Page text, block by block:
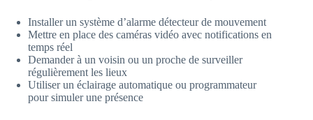
Installer un système d’alarme détecteur de mouvement
Mettre en place des caméras vidéo avec notifications en
temps réel
Demander à un voisin ou un proche de surveiller
régulièrement les lieux
Utiliser un éclairage automatique ou programmateur
pour simuler une présence